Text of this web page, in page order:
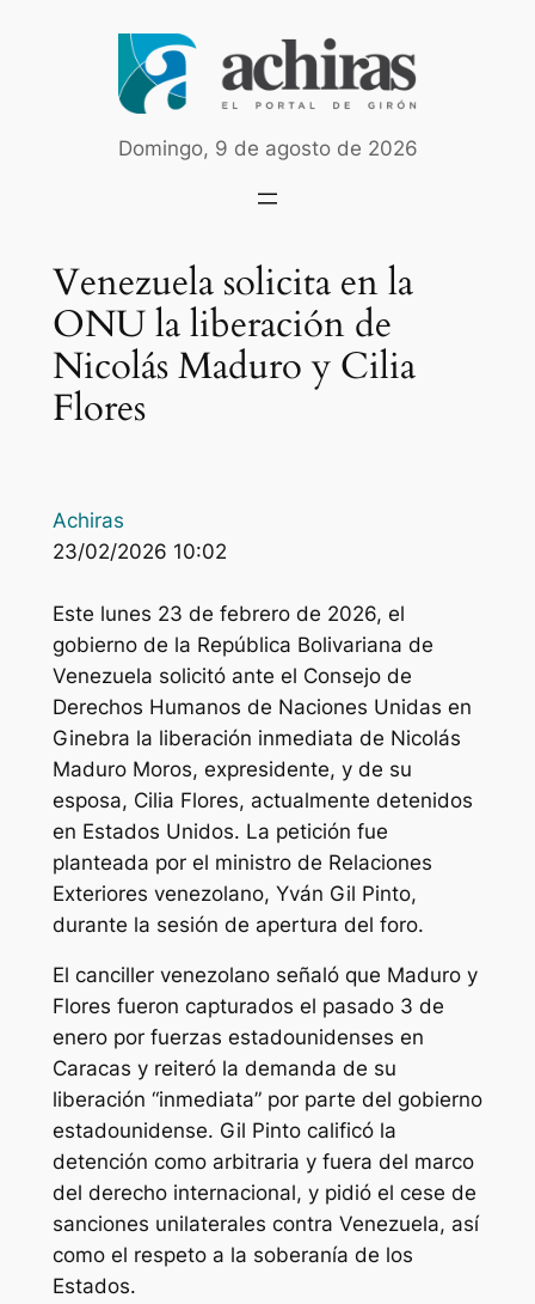
Domingo, 9 de agosto de 2026
Venezuela solicita en la
ONU la liberación de
Nicolás Maduro y Cilia
Flores
Achiras
23/02/2026 10:02
Este lunes 23 de febrero de 2026, el
gobierno de la República Bolivariana de
Venezuela solicitó ante el Consejo de
Derechos Humanos de Naciones Unidas en
Ginebra la liberación inmediata de Nicolás
Maduro Moros, expresidente, y de su
esposa, Cilia Flores, actualmente detenidos
en Estados Unidos. La petición fue
planteada por el ministro de Relaciones
Exteriores venezolano, Yván Gil Pinto,
durante la sesión de apertura del foro.
El canciller venezolano señaló que Maduro y
Flores fueron capturados el pasado 3 de
enero por fuerzas estadounidenses en
Caracas y reiteró la demanda de su
liberación “inmediata” por parte del gobierno
estadounidense. Gil Pinto calificó la
detención como arbitraria y fuera del marco
del derecho internacional, y pidió el cese de
sanciones unilaterales contra Venezuela, así
como el respeto a la soberanía de los
Estados.